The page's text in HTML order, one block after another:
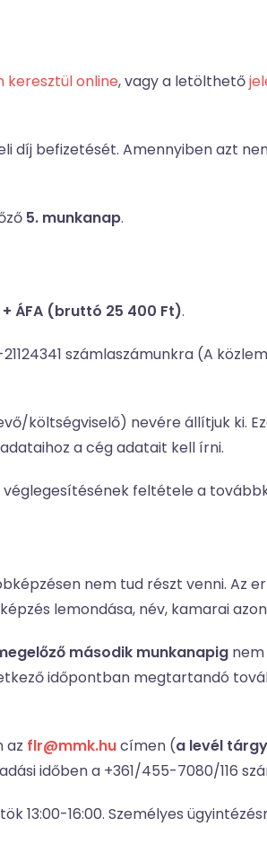
keresztül online, vagy a letölthető
díj befizetését. Amennyiben azt
5. munkanap.
ÁFA (bruttó 25 400 Ft).
számlaszámunkra (A
költségviselő) nevére állítjuk ki.
a cég adatait kell írni.
feltétele a
nem tud részt venni. Az
lemondása, név, kamarai
második munkanapig
időpontban megtartandó
az flr@mmk.hucímen (a levél
időben a +361/455-7080/116
13:00-16:00. Személyes